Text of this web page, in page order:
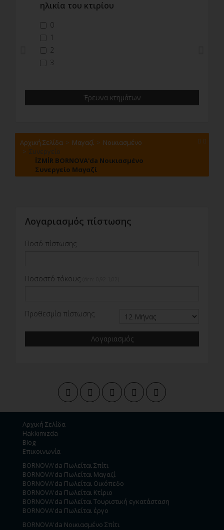
ηλικία του κτιρίου
0
1
2
3
μεταξύ 11-15
μεταξύ 26-30
31 και άνω
Previous
Έρευνα κτημάτων
Αρχική Σελίδα Μαγαζί
Νοικιασμένο
Συνεργείο
İZMİR BORNOVA'da Νοικιασμένο
Συνεργείο Μαγαζί
Λογαριασμός πίστωσης
Ποσό πίστωσης
Ποσοστό τόκους
Προθεσμία πίστωσης
Λογαριασμός
Αρχική Σελίδα
Hakkımızda
Blog
Επικοινωνία
BORNOVA'da Πωλείται Σπίτι
BORNOVA'da Πωλείται Μαγαζί
BORNOVA'da Πωλείται Οικόπεδο
BORNOVA'da Πωλείται Κτίριο
BORNOVA'da Πωλείται Τουριστική εγκατάσταση
BORNOVA'da Πωλείται έργο
BORNOVA'da Νοικιασμένο Σπίτι